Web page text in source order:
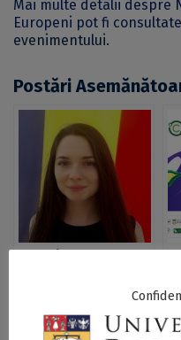
Mai multe detalii despre
Europeni pot fi
evenimentului.
Postări
distinse cu premiul
Nobel, realizate și